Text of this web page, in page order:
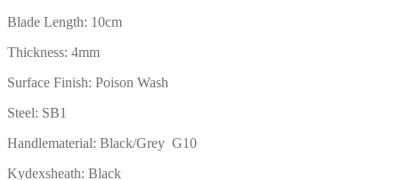
Blade Length: 10cm
Thickness: 4mm
Surface Finish: Poison Wash
Steel: SB1
Handlematerial: Black/Grey G10
Kydexsheath: Black